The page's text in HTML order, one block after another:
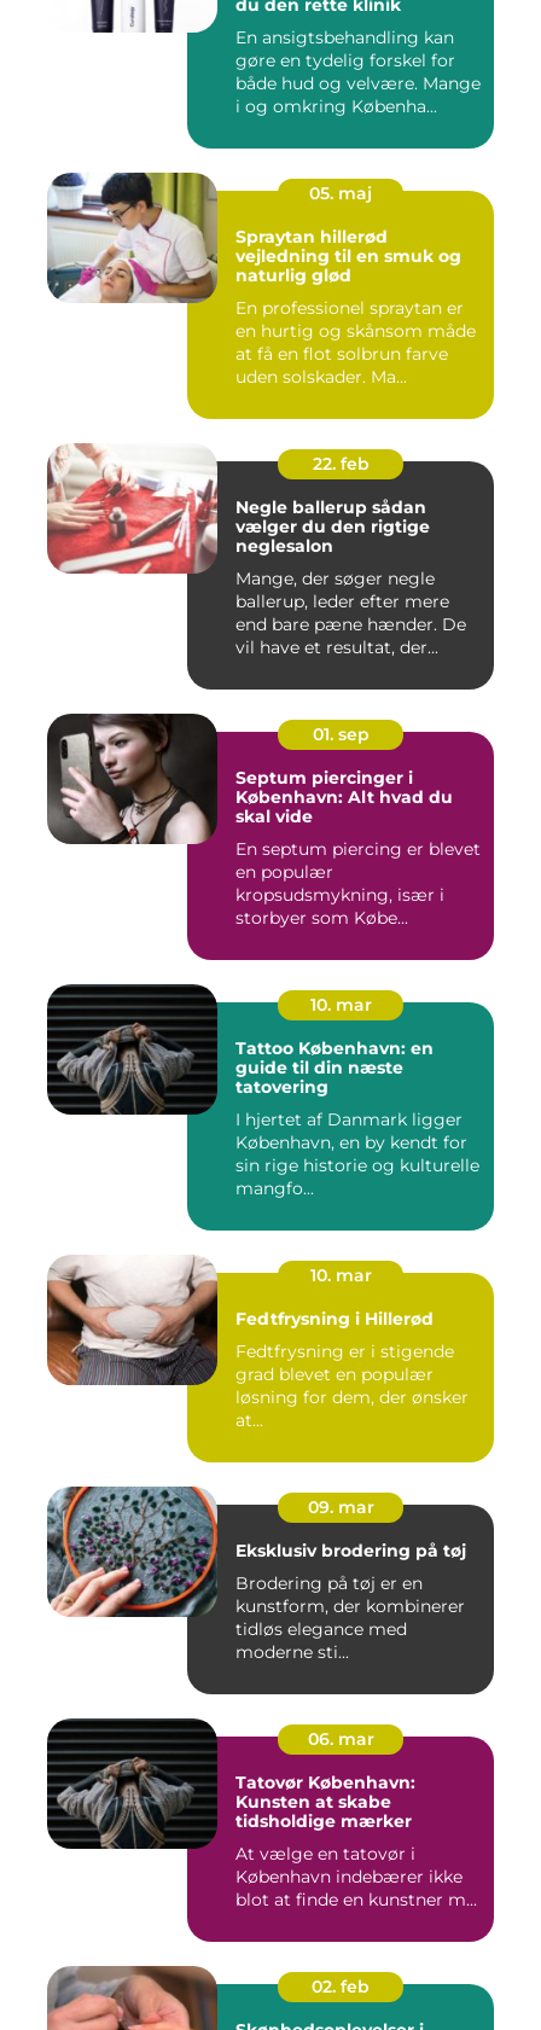
du den rette klinik
En ansigtsbehandling kan
gøre en tydelig forskel for
både hud og velvære. Mange
i og omkring Københa...
05. maj
Spraytan hillerød
vejledning til en smuk og
naturlig glød
En professionel spraytan er
en hurtig og skånsom måde
at få en flot solbrun farve
uden solskader. Ma...
22. feb
Negle ballerup sådan
vælger du den rigtige
neglesalon
Mange, der søger negle
ballerup, leder efter mere
end bare pæne hænder. De
vil have et resultat, der...
01. sep
Septum piercinger i
København: Alt hvad du
skal vide
En septum piercing er blevet
en populær
kropsudsmykning, især i
storbyer som Købe...
10. mar
Tattoo København: en
guide til din næste
tatovering
I hjertet af Danmark ligger
København, en by kendt for
sin rige historie og kulturelle
mangfo...
10. mar
Fedtfrysning i Hillerød
Fedtfrysning er i stigende
grad blevet en populær
løsning for dem, der ønsker
at...
09. mar
Eksklusiv brodering på tøj
Brodering på tøj er en
kunstform, der kombinerer
tidløs elegance med
moderne sti...
06. mar
Tatovør København:
Kunsten at skabe
tidsholdige mærker
At vælge en tatovør i
København indebærer ikke
blot at finde en kunstner m...
02. feb